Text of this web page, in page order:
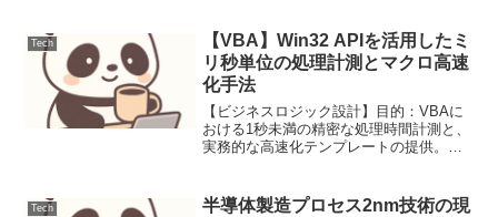
Tech
【VBA】Win32 APIを活用したミ
リ秒単位の処理計測とマクロ高速
化手法
【ビジネスロジック設計】目的：VBAに
おける1秒未満の精密な処理時間計測と、
実務的な高速化テンプレートの提供。手
分解能（ミリ秒単位）を確...
Tech
半導体製造プロセス2nm技術の現